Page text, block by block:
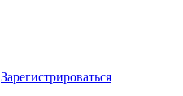
Зарегистрироваться